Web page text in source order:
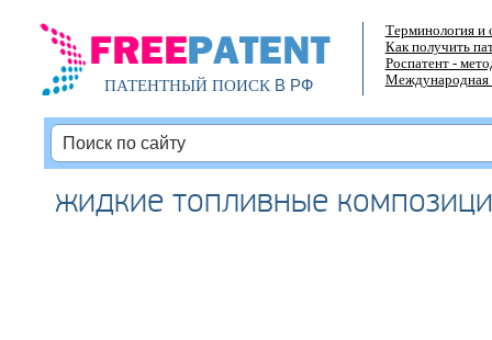
ПАТЕНТНЫЙ ПОИСКВ РФ
Терминология и
Как получить
Роспатент -
Международная
жидкие топливные